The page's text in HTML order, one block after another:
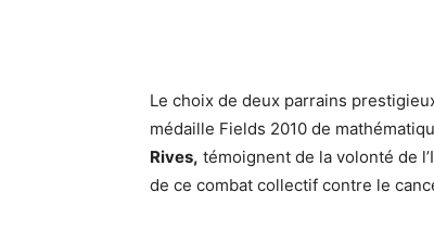
Le choix de deux parrains
médaille Fields 2010 de
Rives, témoignent de la volonté de
de ce combat collectif contre le